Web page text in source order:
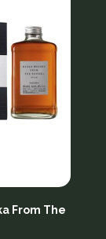
From The